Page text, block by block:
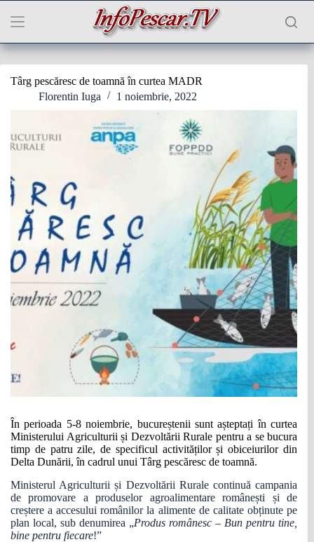
conținut
Târg pescăresc de toamnă în curtea MADR
Florentin Iuga
1 noiembrie, 2022
În perioada 5-8 noiembrie, bucureștenii sunt așteptați în curtea
Ministerului Agriculturii și Dezvoltării Rurale pentru a se bucura
timp de patru zile, de specificul activităților și obiceiurilor din
Delta Dunării, în cadrul unui Târg pescăresc de toamnă.
Ministerul Agriculturii și Dezvoltării Rurale continuă campania
de promovare a produselor agroalimentare românești și de
creștere a accesului românilor la alimente de calitate obținute pe
plan local, sub denumirea „Produs românesc – Bun pentru tine,
bine pentru fiecare!”